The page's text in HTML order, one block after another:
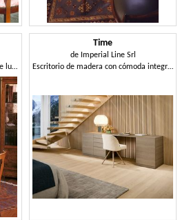
Escritorio de madera para oficinas de lujo, con incrustaciones
Time
de Imperial Line Srl
Escritorio de madera con cómoda integrada.